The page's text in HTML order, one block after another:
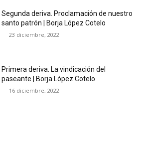
Segunda deriva. Proclamación de nuestro
santo patrón | Borja López Cotelo
23 diciembre, 2022
Primera deriva. La vindicación del
paseante | Borja López Cotelo
16 diciembre, 2022